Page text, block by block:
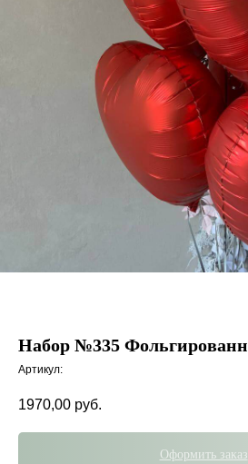
Набор №335
Артикул:
1970,00 руб.
Оформить заказ